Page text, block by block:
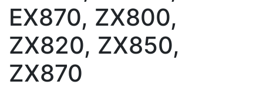
EX870, ZX800,
ZX820, ZX850,
ZX870